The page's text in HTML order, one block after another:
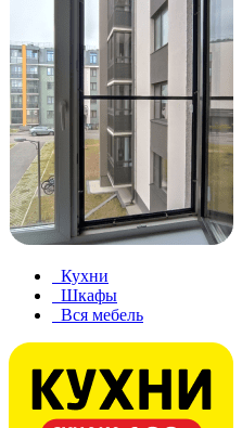
Кухни
Шкафы
Вся мебель